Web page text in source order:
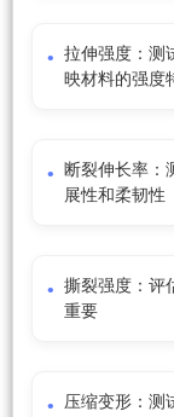
拉伸强度：测
映材料的强度
断裂伸长率：
展性和柔韧性
撕裂强度：评
重要
压缩变形：测